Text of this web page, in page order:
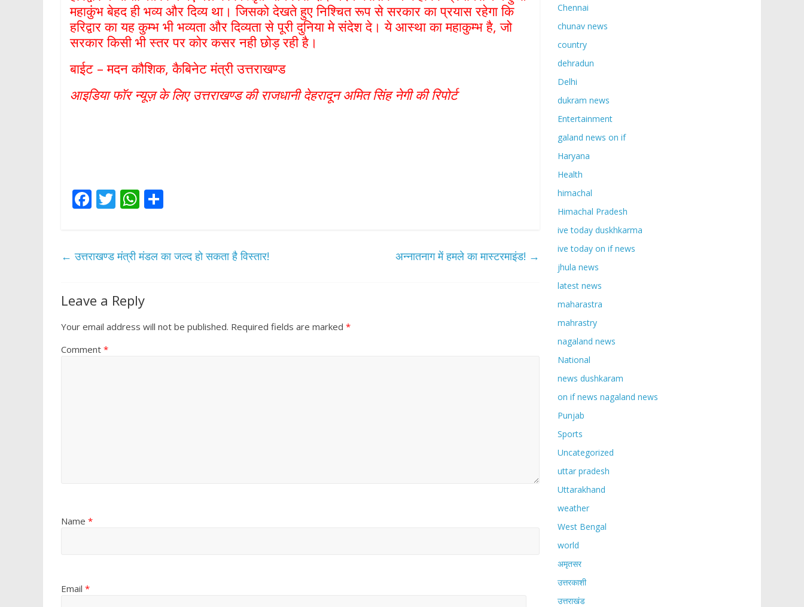
महाकुंभ बेहद ही भव्य और दिव्य था। जिसको देखते हुए निश्चित रूप से सरकार का प्रयास रहेगा कि
हरिद्वार का यह कुम्भ भी भव्यता और दिव्यता से पूरी दुनिया मे संदेश दे। ये आस्था का महाकुम्भ है, जो
सरकार किसी भी स्तर पर कोर कसर नही छोड़ रही है।
बाईट – मदन कौशिक, कैबिनेट मंत्री उत्तराखण्ड
आइडिया फॉर न्यूज़ के लिए उत्तराखण्ड की राजधानी देहरादून अमित सिंह नेगी की रिपोर्ट
F
b
o
k
T
er
W
s
p
p
e
← उत्तराखण्ड मंत्री मंडल का जल्द हो सकता है विस्तार! अन्नातनाग में हमले का मास्टरमाइंड! →
Leave a Reply
Your email address will not be published. Required fields are marked *
Comment *
Name *
Email *
Chennai
chunav news
country
dehradun
Delhi
dukram news
Entertainment
galand news on if
Haryana
Health
himachal
Himachal Pradesh
ive today duskhkarma
ive today on if news
jhula news
latest news
maharastra
mahrastry
nagaland news
National
news dushkaram
on if news nagaland news
Punjab
Sports
Uncategorized
uttar pradesh
Uttarakhand
weather
West Bengal
world
अमृतसर
उत्तरकाशी
उत्तराखंड